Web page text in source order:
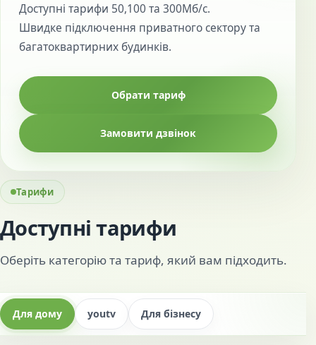
Доступні тарифи 50,100 та 300Мб/с.
Швидке підключення приватного сектору та
багатоквартирних будинків.
Обрати тариф
Замовити дзвінок
Тарифи
Доступні тарифи
Оберіть категорію та тариф, який вам підходить.
Для дому youtv Для бізнесу